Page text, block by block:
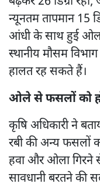
न्यूनतम तापमान 15
आंधी के साथ हुई
स्थानीय मौसम
हालत रह सकते हैं।
ओले से फसलों को
कृषि अधिकारी ने
रबी की अन्य फसलों
हवा और ओला गिरने
सावधानी बरतने की